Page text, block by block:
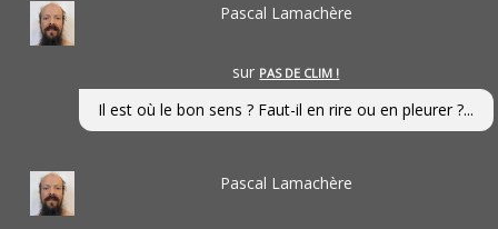
Pascal Lamachère
sur PAS DE CLIM !
Il est où le bon sens ? Faut-il en rire ou en pleurer ?...
Pascal Lamachère